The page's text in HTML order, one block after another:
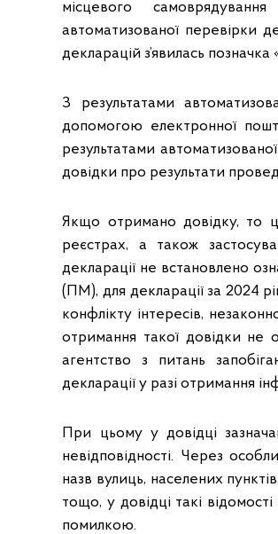
місцевого
автоматизованої перевірки
декларацій з’явилась
З результатами
допомогою електронної
результатами
довідки про результати
Якщо отримано довідку, то
реєстрах, а також
декларації не встановлено
(ПМ), для декларації за 2024
конфлікту інтересів,
отримання такої довідки не
агентство з питань
декларації у разі отримання
При цьому у довідці
невідповідності. Через
назв вулиць, населених
тощо, у довідці такі
помилкою.